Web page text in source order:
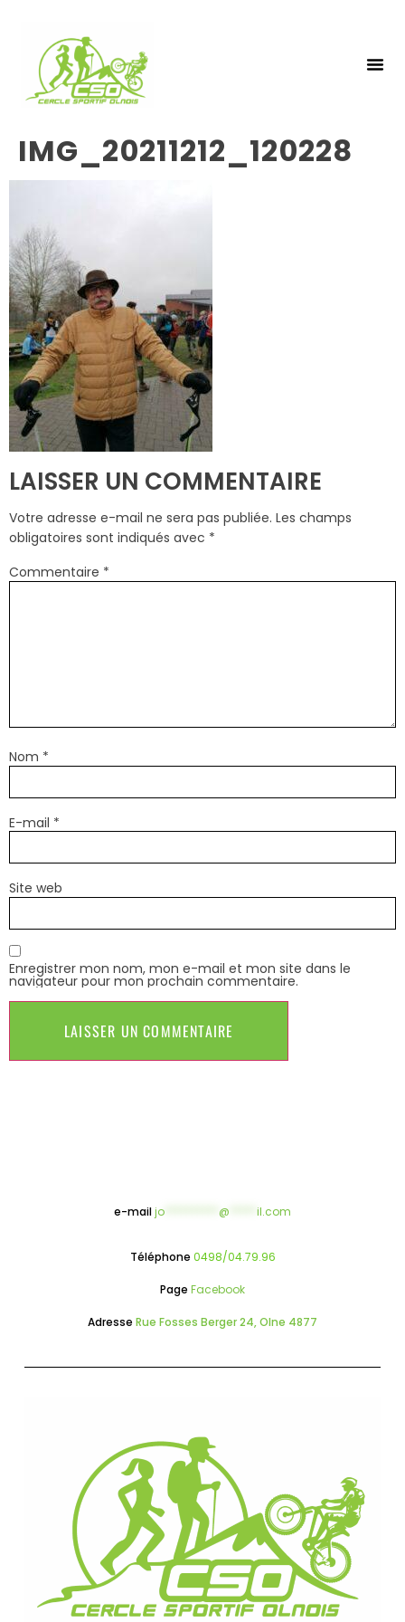
IMG_20211212_120228
LAISSER UN COMMENTAIRE
Votre adresse e-mail ne sera pas publiée. Les champs
obligatoires sont indiqués avec *
Commentaire *
Nom *
E-mail *
Site web
Enregistrer mon nom, mon e-mail et mon site dans le
navigateur pour mon prochain commentaire.
e-mailjo @ il.com
Téléphone 0498/04.79.96
Page Facebook
Adresse Rue Fosses Berger 24, Olne 4877